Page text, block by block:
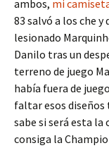
ambos, mi
83 salvó a los che
lesionado
Danilo tras un
terreno de juego
había fuera de
faltar esos
sabe si será esta
consiga la